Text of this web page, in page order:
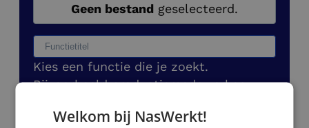
Geen bestand geselecteerd.
Kies een functie die je zoekt.
Bijvoorbeeld productiemedewerker,
medewerker.
Welkom bij NasWerkt!